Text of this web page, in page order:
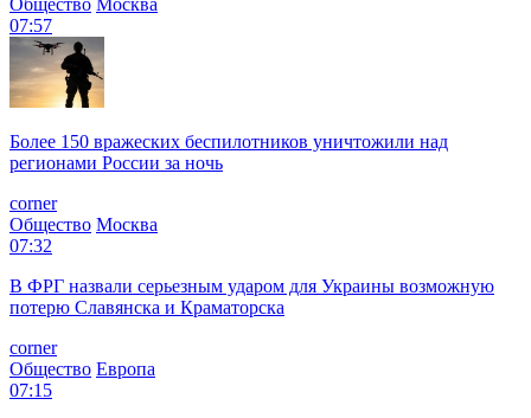
07:57
Более 150 вражеских беспилотников уничтожили над
регионами России за ночь
corner
Общество Москва
07:32
В ФРГ назвали серьезным ударом для Украины возможную
потерю Славянска и Краматорска
corner
Общество Европа
07:15